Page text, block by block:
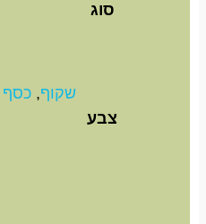
סוג
צבע
שקוף, כסף